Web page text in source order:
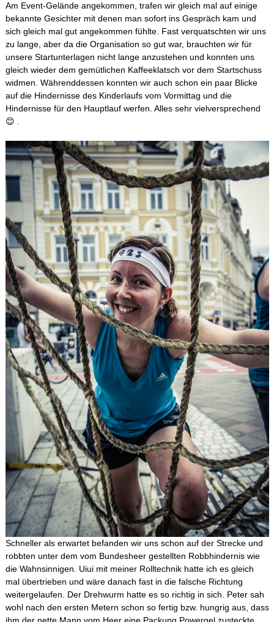
Am Event-Gelände angekommen, trafen wir gleich mal auf einige
bekannte Gesichter mit denen man sofort ins Gespräch kam und
sich gleich mal gut angekommen fühlte. Fast verquatschten wir uns
zu lange, aber da die Organisation so gut war, brauchten wir für
unsere Startunterlagen nicht lange anzustehen und konnten uns
gleich wieder dem gemütlichen Kaffeeklatsch vor dem Startschuss
widmen. Währenddessen konnten wir auch schon ein paar Blicke
auf die Hindernisse des Kinderlaufs vom Vormittag und die
Hindernisse für den Hauptlauf werfen. Alles sehr vielversprechend
😊 .
Schneller als erwartet befanden wir uns schon auf der Strecke und
robbten unter dem vom Bundesheer gestellten Robbhindernis wie
die Wahnsinnigen. Uiui mit meiner Rolltechnik hatte ich es gleich
mal übertrieben und wäre danach fast in die falsche Richtung
weitergelaufen. Der Drehwurm hatte es so richtig in sich. Peter sah
wohl nach den ersten Metern schon so fertig bzw. hungrig aus, dass
ihm der nette Mann vom Heer eine Packung Powergel zusteckte.